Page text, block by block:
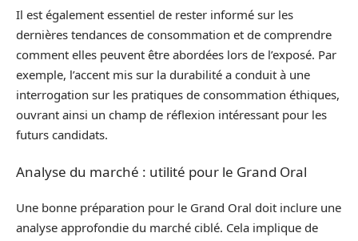
Il est également essentiel de rester informé sur les
dernières tendances de consommation et de comprendre
comment elles peuvent être abordées lors de l’exposé. Par
exemple, l’accent mis sur la durabilité a conduit à une
interrogation sur les pratiques de consommation éthiques,
ouvrant ainsi un champ de réflexion intéressant pour les
futurs candidats.
Analyse du marché : utilité pour le Grand Oral
Une bonne préparation pour le Grand Oral doit inclure une
analyse approfondie du marché ciblé. Cela implique de